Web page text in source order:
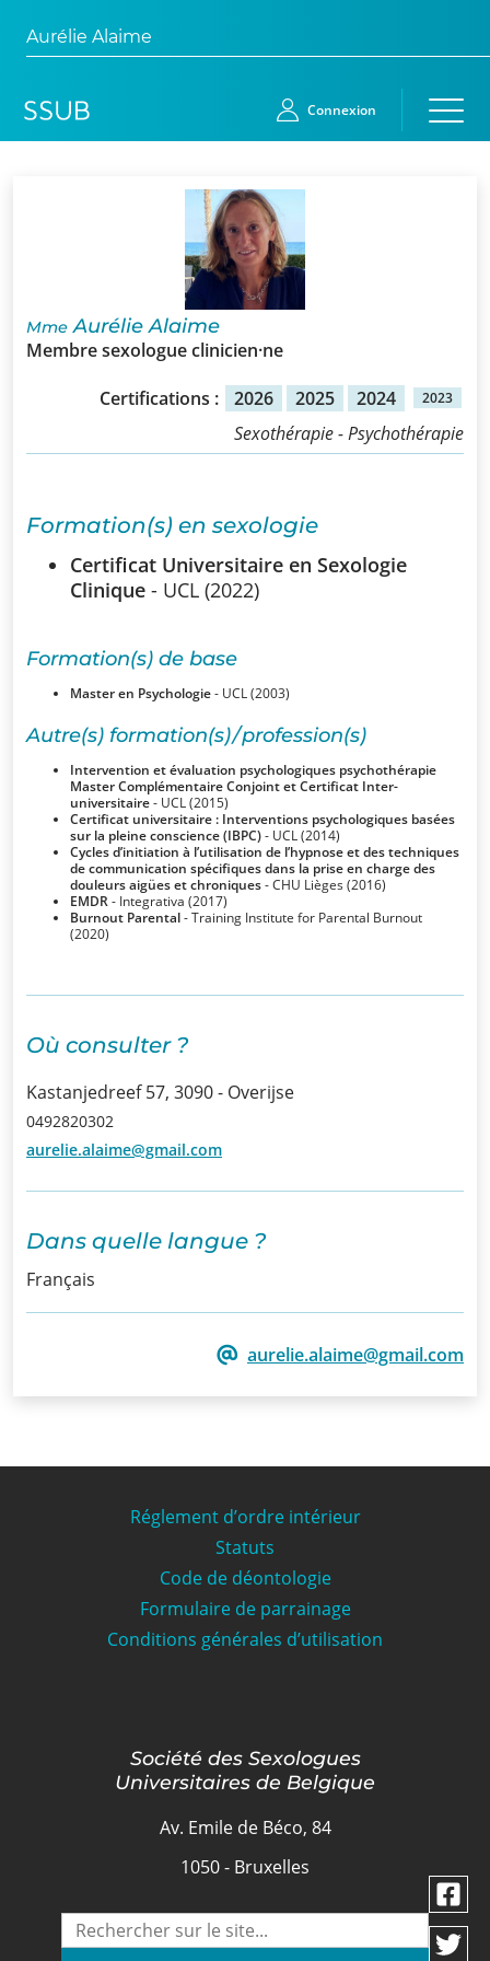
Aurélie Alaime
d’adhésion
nous?
SSUB
Historique
La
sexologie
Superviseurs
Comités
Comité
d’Ethique et de
Déontologique
Comité
Informations
Actualités
d’emploi/
Stage
Contact
Connexion
Mme Aurélie Alaime
Membre sexologue clinicien·ne
Certifications :
2026 2025 2024 2023
Sexothérapie - Psychothérapie
Formation(s) en sexologie
Certificat Universitaire en Sexologie
Clinique - UCL (2022)
Formation(s) de base
Master en Psychologie- UCL (2003)
Autre(s) formation(s) / profession(s)
Intervention et évaluation psychologiques psychothérapie
Master Complémentaire Conjoint et Certificat Inter-
universitaire- UCL (2015)
Certificat universitaire : Interventions psychologiques basées
sur la pleine conscience (IBPC)- UCL (2014)
Cycles d’initiation à l’utilisation de l’hypnose et des techniques
de communication spécifiques dans la prise en charge des
douleurs aigües et chroniques- CHU Lièges (2016)
EMDR- Integrativa (2017)
Burnout Parental- Training Institute for Parental Burnout
(2020)
Où consulter ?
Kastanjedreef 57, 3090 - Overijse
0492820302
aurelie.alaime@gmail.com
Dans quelle langue ?
Français
aurelie.alaime@gmail.com
Réglement d’ordre intérieur
Statuts
Code de déontologie
Formulaire de parrainage
Conditions générales d’utilisation
Société des Sexologues
Universitaires de Belgique
Av. Emile de Béco, 84
1050 - Bruxelles